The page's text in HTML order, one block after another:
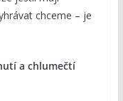
chceme – je
a chlumečtí